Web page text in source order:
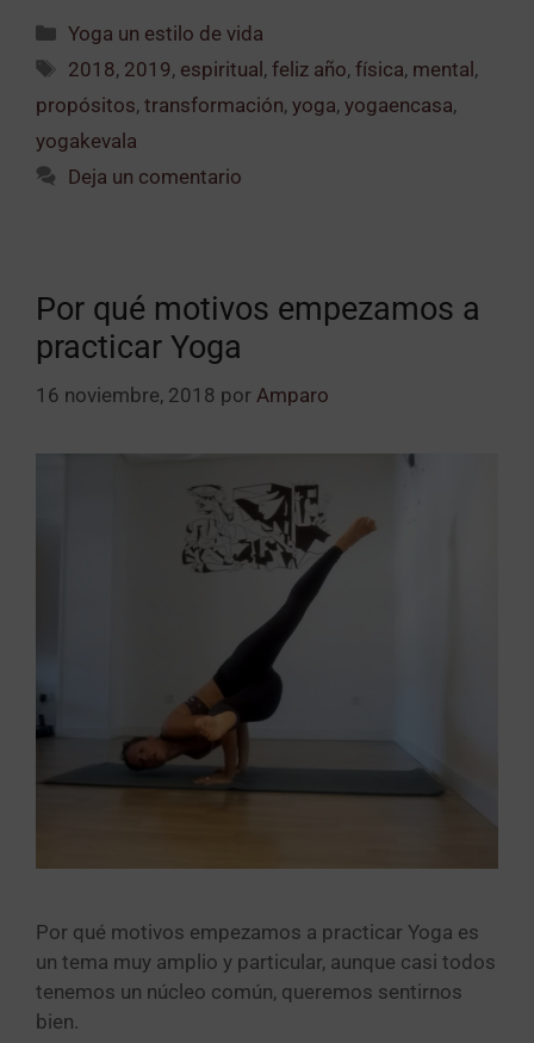
Yoga un estilo de vida
2018, 2019, espiritual ,feliz año,física, mental ,
propósitos, transformación, yoga, yogaencasa,
yogakevala
Deja un comentario
Por qué motivos empezamos a
practicar Yoga
16 noviembre, 2018 por Amparo
Por qué motivos empezamos a practicar Yoga es
un tema muy amplio y particular, aunque casi todos
tenemos un núcleo común, queremos sentirnos
bien.